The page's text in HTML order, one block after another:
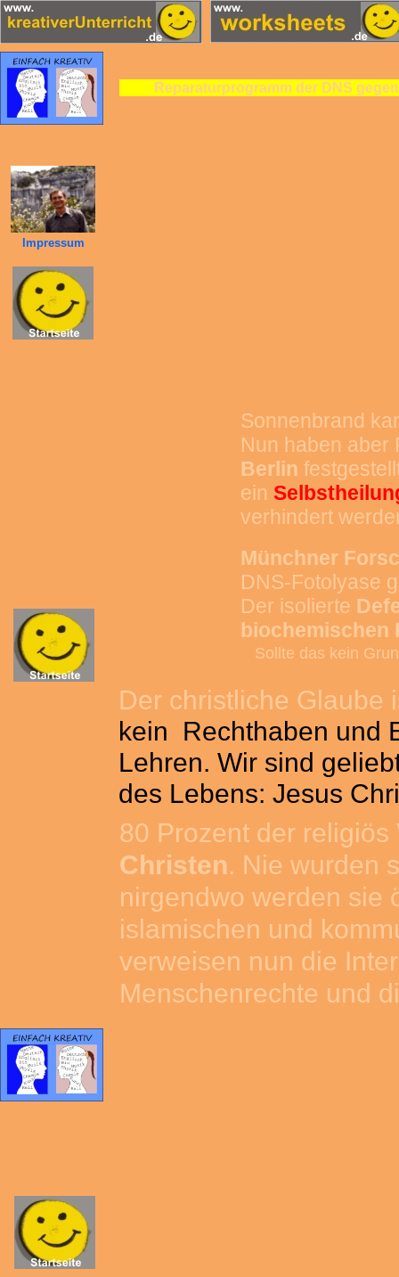
Impressum
Reparaturprogramm der DNS
Sonnenbrand
Nun haben
Berlin
ein
verhindert
Münchner
DNS-Fotolyase
Der isolierte
biochemischen
Sollte das kein
Der christliche Glaube
kein Rechthaben und
Lehren. Wir sind
des Lebens: Jesus
80 Prozent der
Christen. Nie wurden
nirgendwo werden sie
islamischen und
verweisen nun die
Menschenrechte und